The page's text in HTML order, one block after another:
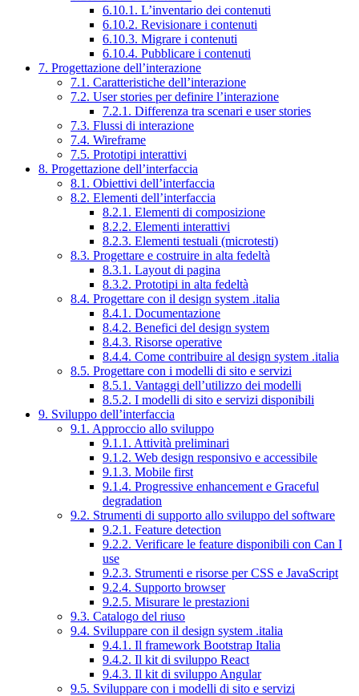
6.10.1. L’inventario dei contenuti
6.10.2. Revisionare i contenuti
6.10.3. Migrare i contenuti
6.10.4. Pubblicare i contenuti
7. Progettazione dell’interazione
7.1. Caratteristiche dell’interazione
7.2. User stories per definire l’interazione
7.2.1. Differenza tra scenari e user stories
7.3. Flussi di interazione
7.4. Wireframe
7.5. Prototipi interattivi
8. Progettazione dell’interfaccia
8.1. Obiettivi dell’interfaccia
8.2. Elementi dell’interfaccia
8.2.1. Elementi di composizione
8.2.2. Elementi interattivi
8.2.3. Elementi testuali (microtesti)
8.3. Progettare e costruire in alta fedeltà
8.3.1. Layout di pagina
8.3.2. Prototipi in alta fedeltà
8.4. Progettare con il design system .italia
8.4.1. Documentazione
8.4.2. Benefici del design system
8.4.3. Risorse operative
8.4.4. Come contribuire al design system .italia
8.5. Progettare con i modelli di sito e servizi
8.5.1. Vantaggi dell’utilizzo dei modelli
8.5.2. I modelli di sito e servizi disponibili
9. Sviluppo dell’interfaccia
9.1. Approccio allo sviluppo
9.1.1. Attività preliminari
9.1.2. Web design responsivo e accessibile
9.1.3. Mobile first
9.1.4. Progressive enhancement e Graceful
degradation
9.2. Strumenti di supporto allo sviluppo del software
9.2.1. Feature detection
9.2.2. Verificare le feature disponibili con Can I
use
9.2.3. Strumenti e risorse per CSS e JavaScript
9.2.4. Supporto browser
9.2.5. Misurare le prestazioni
9.3. Catalogo del riuso
9.4. Sviluppare con il design system .italia
9.4.1. Il framework Bootstrap Italia
9.4.2. Il kit di sviluppo React
9.4.3. Il kit di sviluppo Angular
9.5. Sviluppare con i modelli di sito e servizi